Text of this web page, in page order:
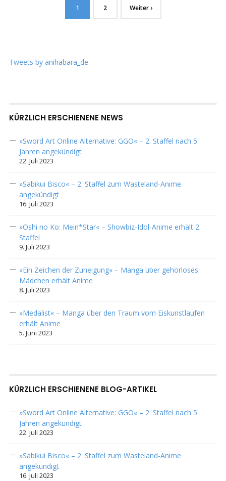
1 2 Weiter ›
Tweets by anihabara_de
KÜRZLICH ERSCHIENENE NEWS
»Sword Art Online Alternative: GGO« – 2. Staffel nach 5
Jahren angekündigt
22. Juli 2023
»Sabikui Bisco« – 2. Staffel zum Wasteland-Anime
angekündigt
16. Juli 2023
»Oshi no Ko: Mein*Star« – Showbiz-Idol-Anime erhält 2.
Staffel
9. Juli 2023
»Ein Zeichen der Zuneigung« – Manga über gehörloses
Mädchen erhält Anime
8. Juli 2023
»Medalist« – Manga über den Traum vom Eiskunstlaufen
erhält Anime
5. Juni 2023
KÜRZLICH ERSCHIENENE BLOG-ARTIKEL
»Sword Art Online Alternative: GGO« – 2. Staffel nach 5
Jahren angekündigt
22. Juli 2023
»Sabikui Bisco« – 2. Staffel zum Wasteland-Anime
angekündigt
16. Juli 2023